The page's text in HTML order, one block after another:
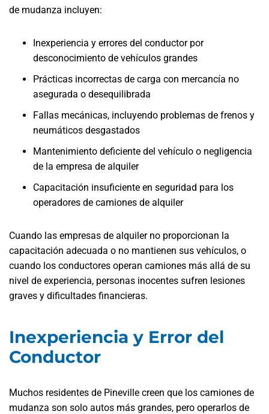
de mudanza incluyen:
Inexperiencia y errores del conductor por
desconocimiento de vehículos grandes
Prácticas incorrectas de carga con mercancía no
asegurada o desequilibrada
Fallas mecánicas, incluyendo problemas de frenos y
neumáticos desgastados
Mantenimiento deficiente del vehículo o negligencia
de la empresa de alquiler
Capacitación insuficiente en seguridad para los
operadores de camiones de alquiler
Cuando las empresas de alquiler no proporcionan la
capacitación adecuada o no mantienen sus vehículos, o
cuando los conductores operan camiones más allá de su
nivel de experiencia, personas inocentes sufren lesiones
graves y dificultades financieras.
Inexperiencia y Error del
Conductor
Muchos residentes de Pineville creen que los camiones de
mudanza son solo autos más grandes, pero operarlos de